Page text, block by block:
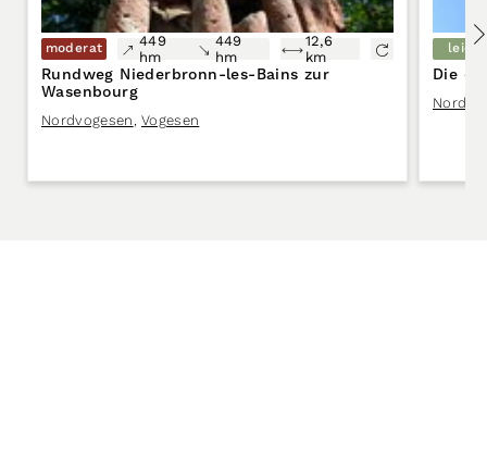
moderat
449
hm
449
hm
12,6
km
Rundweg Niederbronn-les-Bains zur
Wasenbourg
Nordvogesen , Vogesen
leicht
Die